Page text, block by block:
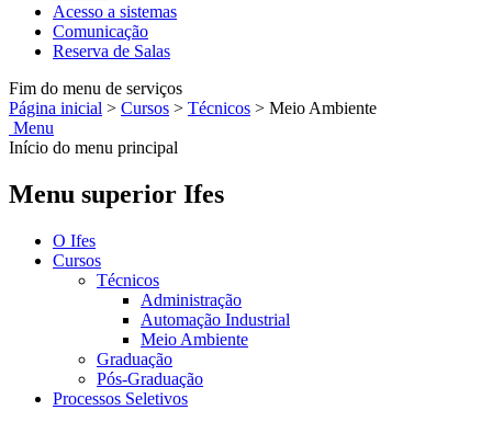
Acesso a sistemas
Comunicação
Reserva de Salas
Fim do menu de serviços
Página inicial > Cursos > Técnicos > Meio Ambiente
Menu
Início do menu principal
Menu superior Ifes
O Ifes
Cursos
Técnicos
Administração
Automação Industrial
Meio Ambiente
Graduação
Pós-Graduação
Processos Seletivos